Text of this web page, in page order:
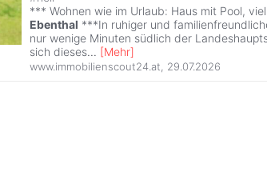
*** Wohnen wie im Urlaub: Haus mit Pool,
Ebenthal ***In ruhiger und
nur wenige Minuten südlich der
sich dieses... [Mehr]
www.immobilienscout24.at 29.07.2026